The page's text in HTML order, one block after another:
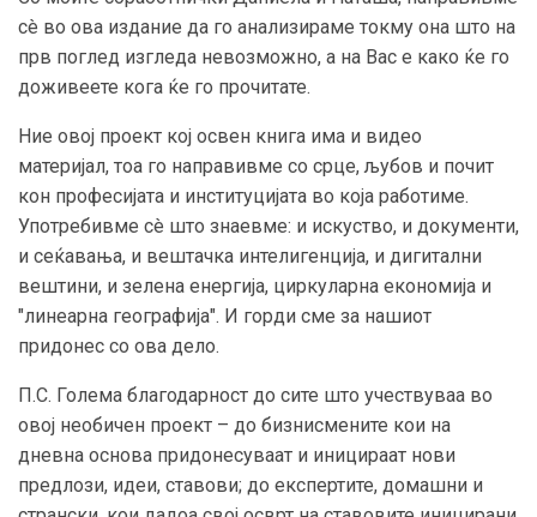
сè во ова издание да го анализираме токму она што на
прв поглед изгледа невозможно, а на Вас е како ќе го
доживеете кога ќе го прочитате.
Ние овој проект кој освен книга има и видео
материјал, тоа го направивме со срце, љубов и почит
кон професијата и институцијата во која работиме.
Употребивме сè што знаевме: и искуство, и документи,
и сеќавања, и вештачка интелигенција, и дигитални
вештини, и зелена енергија, циркуларна економија и
"линеарна географија". И горди сме за нашиот
придонес со ова дело.
П.С. Голема благодарност до сите што учествуваа во
овој необичен проект – до бизнисмените кои на
дневна основа придонесуваат и иницираат нови
предлози, идеи, ставови; до експертите, домашни и